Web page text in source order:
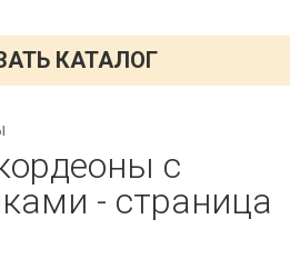
КАТАЛОГ
с
- страница